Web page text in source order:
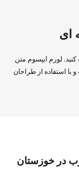
لورم ایپسوم متن
با استفاده از طراحان
در خوزستان